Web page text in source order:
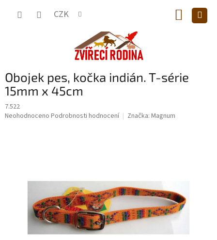
CZK
KOŠÍK
Obojek pes, kočka indián. T-série
15mm x 45cm
7.522
Průměrné
hvězdiček.
Neohodnoceno Podrobnosti hodnocení Značka: Magnum